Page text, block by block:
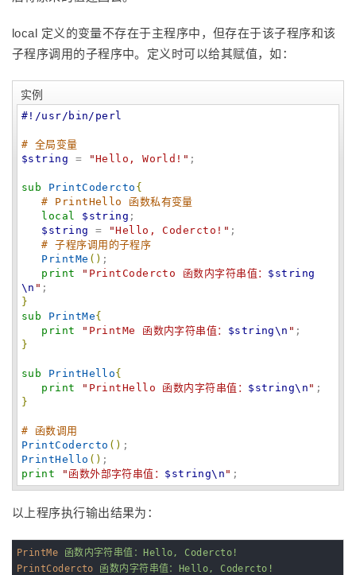
local 定义的变量不存在于主程序中，但存在于该子程序和该
子程序调用的子程序中。定义时可以给其赋值，如：
实例
#!/usr/bin/perl
# 全局变量
$string = "Hello, World! " ;
sub PrintCodercto {
# PrintHello 函数私有变量
local
$string ;
$string
= "Hello, Codercto! " ;
# 子程序调用的子程序
PrintMe ( ) ;
print
" PrintCodercto 函数内字符串值： $string
\n "
}
sub
PrintMe{
print
" PrintMe 函数内字符串值： $string\n "
}
sub PrintHello{
print
" PrintHello 函数内字符串值： $string\n "
}
# 函数调用
PrintCodercto ( )
PrintHello ( )
print
" 函数外部字符串值： $string\n " ;
以上程序执行输出结果为：
PrintMe
函数内字符串值：Hello, Codercto!
PrintCodercto
函数内字符串值：Hello, Codercto!